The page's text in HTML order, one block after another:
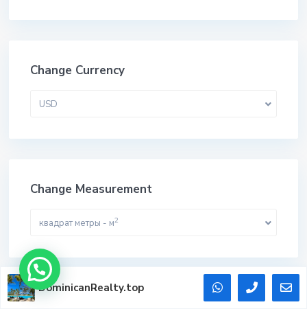
Change Currency
USD
Change Measurement
квадрат метры - м2
DominicanRealty.top